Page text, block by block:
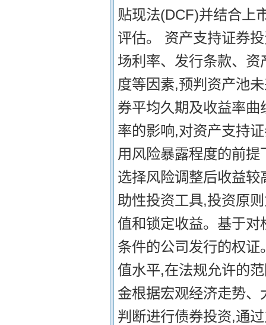
贴现法(DCF)并结合上
评估。 资产支持证券
场利率、发行条款、
度等因素,预判资产池
券平均久期及收益率
率的影响,对资产支持
用风险暴露程度的前
选择风险调整后收益
助性投资工具,投资原
值和锁定收益。基于
条件的公司发行的权
值水平,在法规允许的
金根据宏观经济走势
判断进行债券投资,通